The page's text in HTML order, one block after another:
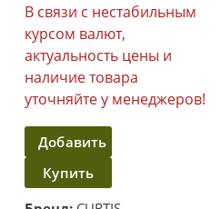
В связи с нестабильным
курсом валют,
актуальность цены и
наличие товара
уточняйте у менеджеров!
Добавить
в
корзину
Купить
в один